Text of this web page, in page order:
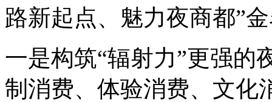
路新起点、魅力夜商都”
一是构筑“辐射力”更强的
制消费、体验消费、文化